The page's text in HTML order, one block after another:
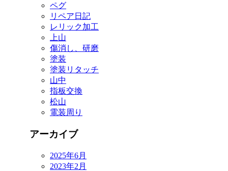
ペグ
リペア日記
レリック加工
上山
傷消し、研磨
塗装
塗装リタッチ
山中
指板交換
松山
電装周り
アーカイブ
2025年6月
2023年2月